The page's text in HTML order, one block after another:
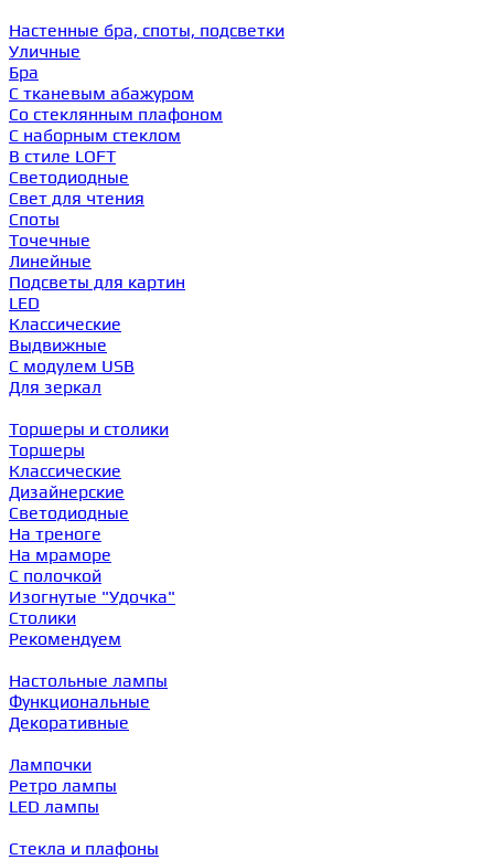
Настенные бра, споты, подсветки
Уличные
Бра
С тканевым абажуром
Со стеклянным плафоном
С наборным стеклом
В стиле LOFT
Светодиодные
Свет для чтения
Споты
Точечные
Линейные
Подсветы для картин
LED
Классические
Выдвижные
С модулем USB
Для зеркал
Торшеры и столики
Торшеры
Классические
Дизайнерские
Светодиодные
На треноге
На мраморе
С полочкой
Изогнутые "Удочка"
Столики
Рекомендуем
Настольные лампы
Функциональные
Декоративные
Лампочки
Ретро лампы
LED лампы
Стекла и плафоны